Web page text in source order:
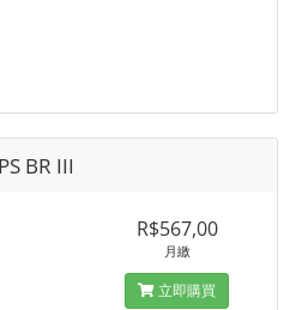
BR III
R$567,00
月繳
立即購買